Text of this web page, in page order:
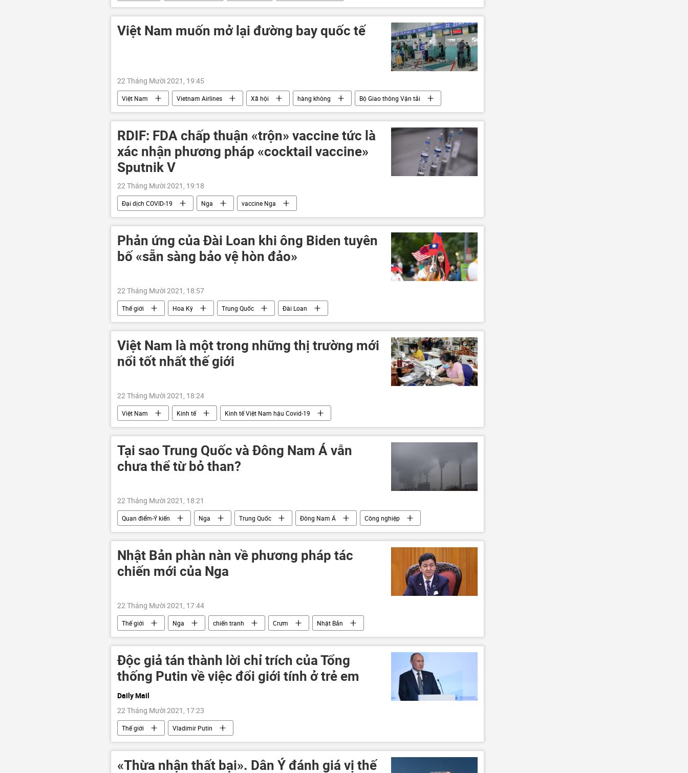
Việt Nam muốn mở lại đường bay quốc tế
22 Tháng Mười 2021, 19:45
Việt Nam Vietnam Airlines Xã hội hàng không Bộ Giao thông Vận tải
RDIF: FDA chấp thuận «trộn» vaccine tức là
xác nhận phương pháp «cocktail vaccine»
Sputnik V
22 Tháng Mười 2021, 19:18
Đại dịch COVID-19 Nga vaccine Nga
Phản ứng của Đài Loan khi ông Biden tuyên
bố «sẵn sàng bảo vệ hòn đảo»
22 Tháng Mười 2021, 18:57
Thế giới Hoa Kỳ Trung Quốc Đài Loan
Việt Nam là một trong những thị trường mới
nổi tốt nhất thế giới
22 Tháng Mười 2021, 18:24
Việt Nam Kinh tế Kinh tế Việt Nam hậu Covid-19
Tại sao Trung Quốc và Đông Nam Á vẫn
chưa thể từ bỏ than?
22 Tháng Mười 2021, 18:21
Quan điểm-Ý kiến Nga Trung Quốc Đông Nam Á
Công nghiệp
năng lượng
than
Nhật Bản phàn nàn về phương pháp tác
chiến mới của Nga
22 Tháng Mười 2021, 17:44
Thế giới Nga chiến tranh Crưm Nhật Bản
Độc giả tán thành lời chỉ trích của Tổng
thống Putin về việc đổi giới tính ở trẻ em
Daily Mail
22 Tháng Mười 2021, 17:23
Thế giới Vladimir Putin
«Thừa nhận thất bại». Dân Ý đánh giá vị thế